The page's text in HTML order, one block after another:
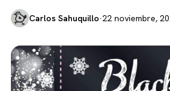
Carlos Sahuquillo·22 noviembre,